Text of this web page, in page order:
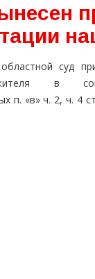
областной суд
в
п. «в» ч. 2, ч. 4